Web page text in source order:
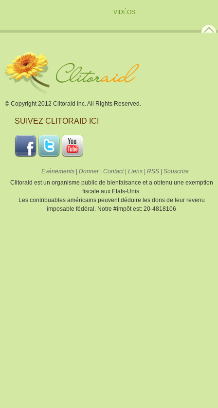
VIDÉOS
© Copyright 2012 Clitoraid Inc. All Rights Reserved.
SUIVEZ CLITORAID ICI
Evénements Donner| Contact| Liens RSS
Souscrire
Clitoraid est un organisme public de bienfaisance et a obtenu une exemption
fiscale aux Etats-Unis.
Les contribuables américains peuvent déduire les dons de leur revenu
imposable fédéral. Notre #impôt est: 20-4818106